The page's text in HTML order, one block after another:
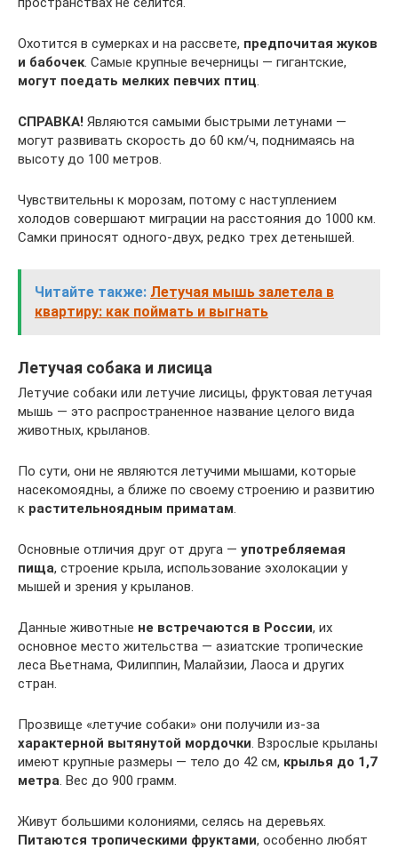
Охотится в сумерках и на рассвете, предпочитая жуков
и бабочек. Самые крупные вечерницы — гигантские,
могут поедать мелких певчих птиц.
СПРАВКА! Являются самыми быстрыми летунами —
могут развивать скорость до 60 км/ч, поднимаясь на
высоту до 100 метров.
Чувствительны к морозам, потому с наступлением
холодов совершают миграции на расстояния до 1000 км.
Самки приносят одного-двух, редко трех детенышей.
Читайте также: Летучая мышь залетела в
квартиру: как поймать и выгнать
Летучая собака и лисица
Летучие собаки или летучие лисицы, фруктовая летучая
мышь — это распространенное название целого вида
животных, крыланов.
По сути, они не являются летучими мышами, которые
насекомоядны, а ближе по своему строению и развитию
к растительноядным приматам.
Основные отличия друг от друга — употребляемая
пища, строение крыла, использование эхолокации у
мышей и зрения у крыланов.
Данные животные не встречаются в России, их
основное место жительства — азиатские тропические
леса Вьетнама, Филиппин, Малайзии, Лаоса и других
стран.
Прозвище «летучие собаки» они получили из-за
характерной вытянутой мордочки. Взрослые крыланы
имеют крупные размеры — тело до 42 см, крылья до 1,7
метра. Вес до 900 грамм.
Живут большими колониями, селясь на деревьях.
Питаются тропическими фруктами, особенно любят